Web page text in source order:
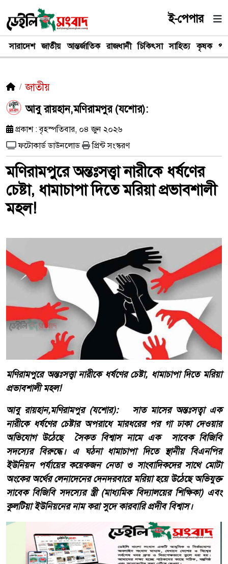
ই-পেপার
সারাদেশ জাতীয় আন্তর্জাতিক রাজধানী চিকিৎসা সাহিত্য কৃষক
জাতীয়
আবু রায়হান,মণিরামপুর (যশোর):
প্রকাশ : বৃহস্পতিবার, ০৪ জুন ২০২৬
ফটোকার্ড ডাউনলোড
প্রিন্ট সংস্করণ
মণিরামপুরে অন্তঃসত্ত্বা নারীকে ধর্ষণের
চেষ্টা, ধামাচাপা দিতে মরিয়া প্রভাবশালী
মহল! ‎
মণিরামপুরে অন্তঃসত্ত্বা নারীকে ধর্ষণের চেষ্টা, ধামাচাপা দিতে মরিয়া
প্রভাবশালী মহল!
‎আবু রায়হান,মণিরামপুর (যশোর): সাত মাসের অন্তঃসত্বা এক
নারীকে ধর্ষণের চেষ্টার অপরাধে মারধরের পর গা ঢাকা দেওয়ার
অভিযোগ উঠেছে সৈকত বিশ্বাস নামে এক সাবেক বিজিবি
সদস্যের বিরুদ্ধে। এ ঘঠনা ধামাচাপা দিতে স্থানীয় বিএনপির
ইউনিয়ন পর্যায়ের কয়েকজন নেতা ও সাংবাদিকদের সাথে মোটা
অংকের অর্থের লেনাদেনের দেনদরবারে মরিয়া হয়ে উঠেছে অভিযুক্ত
সাবেক বিজিবি সদস্যের স্ত্রী (মাধ্যমিক বিদ্যালয়ের শিক্ষিকা) এবং
কুলটিয়া ইউনিয়নের নাম করা সুদে কারবারি প্রদীব বিশ্বাস।